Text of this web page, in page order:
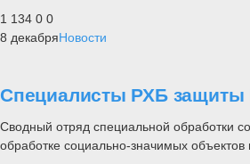
1 134 0 0
8 декабряНовости
Специалисты РХБ
Сводный отряд специальной обработки
обработке социально-значимых